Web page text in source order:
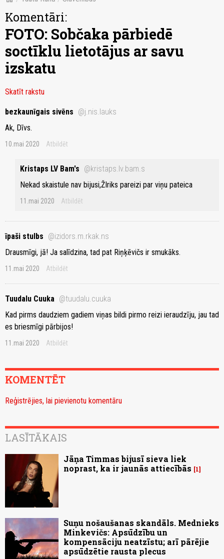
Komentāri:
FOTO: Sobčaka pārbiedē
soctīklu lietotājus ar savu
izskatu
Skatīt rakstu
bezkaunīgais sivēns @j.nis.lauks
Ak, Dīvs.
10.mai 2020 Atbildēt
Kristaps LV Bam's @kristaps.lv.bam.s
Nekad skaistule nav bijusi,ŽIriks pareizi par viņu pateica
11.mai 2020 Atbildēt
īpaši stulbs @izidors.m.rkak.ns
Drausmīgi, jā! Ja salīdzina, tad pat Riņķēvičs ir smukāks.
11.mai 2020 Atbildēt
Tuudalu Cuuka @tuudalu.cuuka
Kad pirms daudziem gadiem viņas bildi pirmo reizi ieraudzīju, jau tad
es briesmīgi pārbijos!
11.mai 2020 Atbildēt
KOMENTĒT
Reģistrējies, lai pievienotu komentāru
LASĪTĀKAIS
Jāņa Timmas bijusī sieva liek
noprast, ka ir jaunās attiecībās
1
Suņu nošaušanas skandāls. Mednieks
Minkevičs: Apsūdzību un
kompensāciju neatzīstu; arī pārējie
apsūdzētie rausta plecus